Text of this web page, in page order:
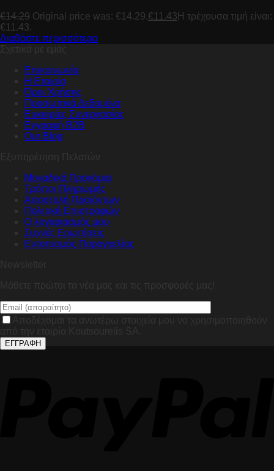
€14.29 Original price was: €14.29.€11.43 Η τρέχουσα τιμή είναι:
€11.43.
Διαβάστε περισσότερα
Σχετικά με εμάς
Επικοινωνία
Η Εταιρία
Όροι Χρήσης
Προσωπικά Δεδομένα
Ευκαιρίες Συνεργασίας
Εγγραφή B2B
Our Blog
Εξυπηρέτηση Πελατών
Μοναδικά Προνόμια
Τρόποι Πληρωμής
Αποστολή Προϊόντων
Πολιτική Επιστροφών
Ο λογαριασμός μου
Συχνές Ερωτήσεις
Εντοπισμός Παραγγελίας
Newsletter
Μάθετε πρώτοι τα νέα μας και τις προσφορές μας!
Αποδέχομαι τα ανωτέρω στοιχεία μου να χρησιμοποιηθούν
από την εταιρία Koutsourelis SA.